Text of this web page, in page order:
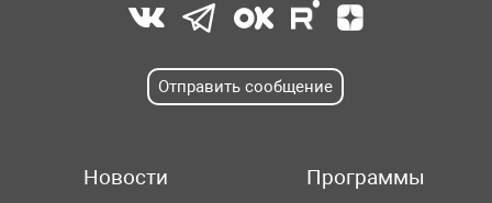
Отправить сообщение
Новости
Программы